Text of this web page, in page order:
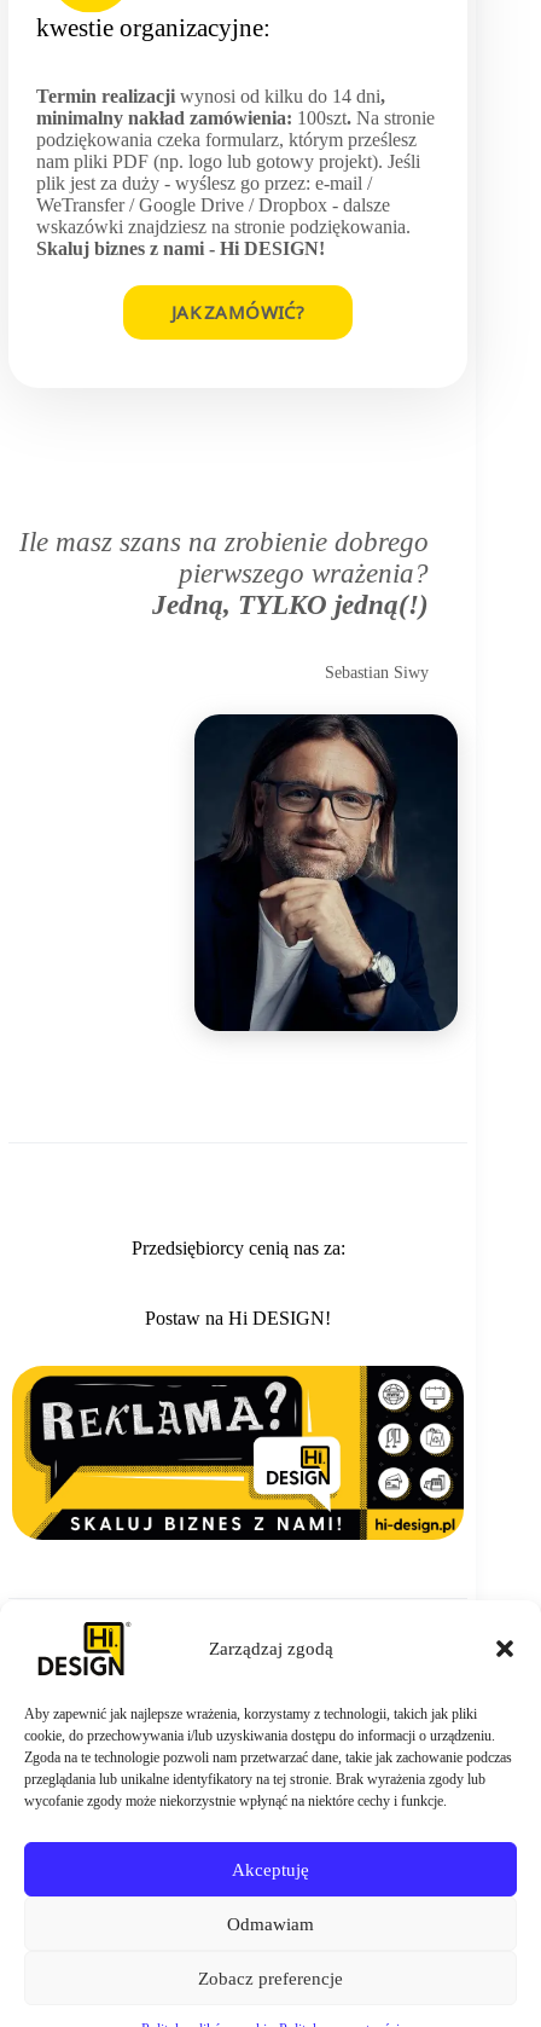
Zarządzaj zgodą
Aby zapewnić jak najlepsze wrażenia, korzystamy z technologii, takich jak pliki
cookie, do przechowywania i/lub uzyskiwania dostępu do informacji o urządzeniu.
Zgoda na te technologie pozwoli nam przetwarzać dane, takie jak zachowanie podczas
przeglądania lub unikalne identyfikatory na tej stronie. Brak wyrażenia zgody lub
wycofanie zgody może niekorzystnie wpłynąć na niektóre cechy i funkcje.
Akceptuję
Odmawiam
Zobacz preferencje
kwestie organizacyjne:
Termin realizacji wynosi od kilku do 14 dni,
minimalny nakład zamówienia: 100szt. Na stronie
podziękowania czeka formularz, którym prześlesz
nam pliki PDF (np. logo lub gotowy projekt). Jeśli
plik jest za duży - wyślesz go przez: e-mail /
WeTransfer / Google Drive / Dropbox - dalsze
wskazówki znajdziesz na stronie podziękowania.
Skaluj biznes z nami - Hi DESIGN!
JAK ZAMÓWIĆ?
Ile masz szans na zrobienie dobrego
pierwszego wrażenia?
Jedną, TYLKO jedną(!)
Sebastian Siwy
Przedsiębiorcy cenią nas za:
Postaw na Hi DESIGN!
ZAMÓW TERAZ